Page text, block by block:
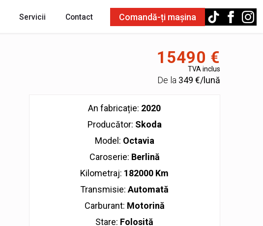
Servicii Contact Comandă-ți mașina
15490 €
TVA inclus
De la 349 €/lună
An fabricație: 2020
Producător: Skoda
Model: Octavia
Caroserie: Berlină
Kilometraj: 182000 Km
Transmisie:Automată
Carburant: Motorină
Stare: Folosită